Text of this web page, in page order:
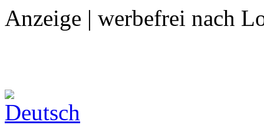
Anzeige | werbefrei nach